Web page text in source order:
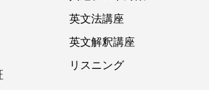
英文法講座
英文解釈講座
リスニング